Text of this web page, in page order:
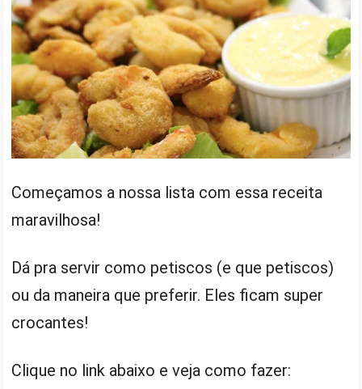
Começamos a nossa lista com essa receita
maravilhosa!
Dá pra servir como petiscos (e que petiscos)
ou da maneira que preferir. Eles ficam super
crocantes!
Clique no link abaixo e veja como fazer: